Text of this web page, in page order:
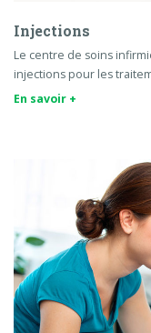
Injections
Le centre de soins
injections pour les
En savoir +